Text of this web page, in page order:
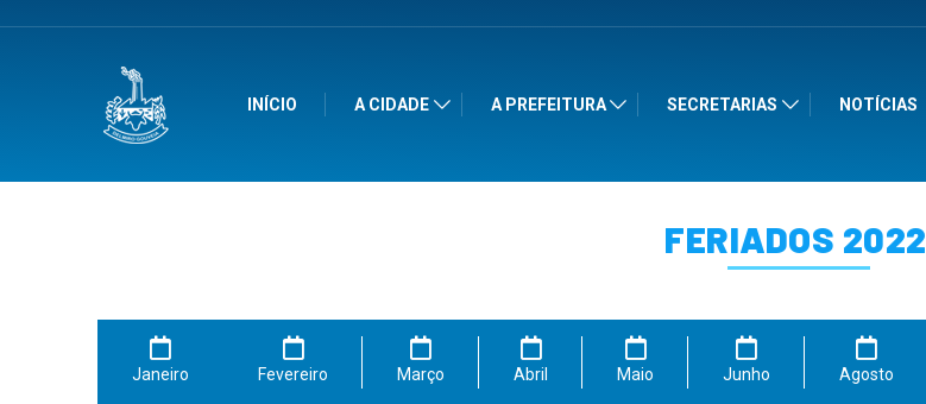
INÍCIO A CIDADE A PREFEITURA SECRETARIAS NOTÍCIAS
FERIADOS 2022
Janeiro Fevereiro Março Abril Maio Junho Agosto